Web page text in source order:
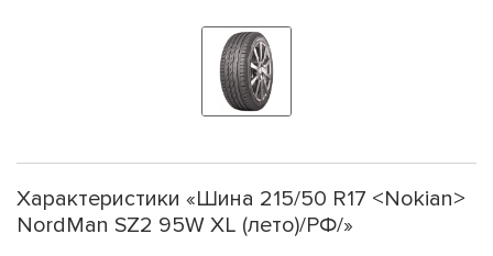
Характеристики «Шина 215/50 R17 <Nokian>
NordMan SZ2 95W XL (лето)/РФ/»